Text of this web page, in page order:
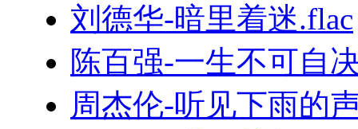
刘德华-暗里着迷.flac
陈百强-一生不可自
周杰伦-听见下雨的